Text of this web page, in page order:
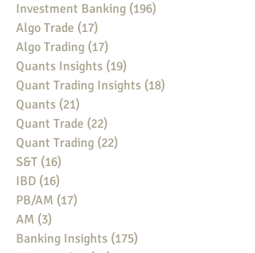
Investment Banking (196)
Algo Trade (17)
Algo Trading (17)
Quants Insights (19)
Quant Trading Insights (18)
Quants (21)
Quant Trade (22)
Quant Trading (22)
S&T (16)
IBD (16)
PB/AM (17)
AM (3)
Banking Insights (175)